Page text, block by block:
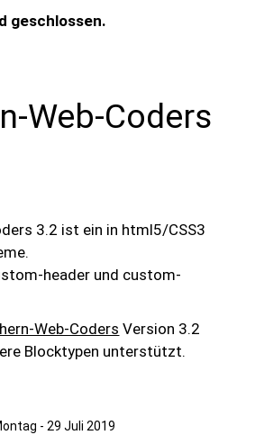
geschlossen.
Web-Coders
3.2 ist ein in html5/CSS3
header und custom-
Web-Coders Version 3.2
Blocktypen unterstützt.
- 29 Juli 2019